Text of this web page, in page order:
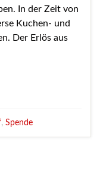
In der Zeit von
Kuchen- und
Der Erlös aus
, Spende